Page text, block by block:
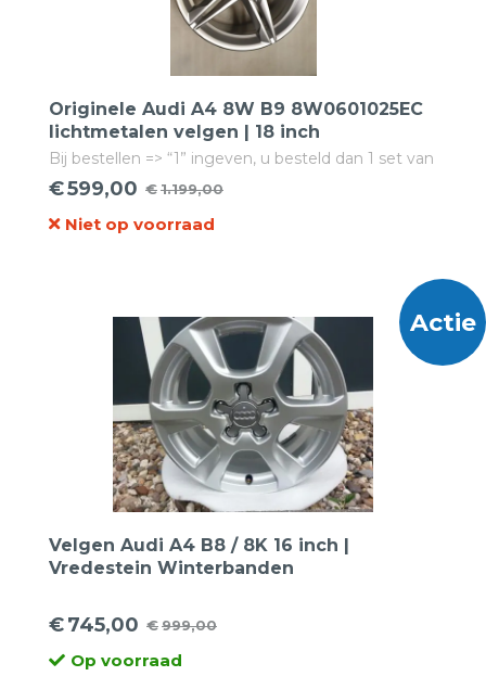
Originele Audi A4 8W B9 8W0601025EC
lichtmetalen velgen | 18 inch
Bij bestellen => “1” ingeven, u besteld dan 1 set van
4 velgen!
€1.199,00
Oorspronkelijke
prijs
€599,00
Huidige
prijs
Niet op voorraad
Actie
Velgen Audi A4 B8 / 8K 16 inch |
Vredestein Winterbanden
€999,00
Oorspronkelijke
prijs
€745,00
Huidige
prijsOp voorraad